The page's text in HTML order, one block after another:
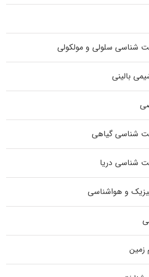
شناسی سلولی و مولکولی
بالینی
شناسی گیاهی
شناسی دریا
و هواشناسی
زمین